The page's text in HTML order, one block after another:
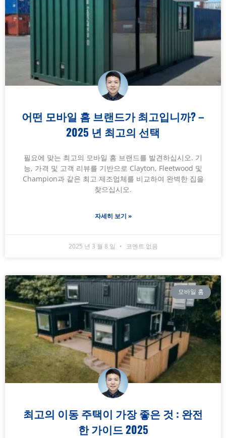
어떤 모바일 홈 브랜드가 최고입니까? –
2025 년 최고의 선택
필요에 맞는 최고의 모바일 홈 브랜드를 발견하십시오. 기
능, 가격 및 고객 리뷰를 기반으로 Clayton, Fleetwood 및
Champion과 같은 최고 제조업체를 비교하여 완벽한 집을
찾으십시오.
자세히 보기 »
2025 년 3 월 8 일 코멘트 없음
모바일 홈
최고의 이동 주택이 가장 좋은 것 : 완전
한 가이드 2025